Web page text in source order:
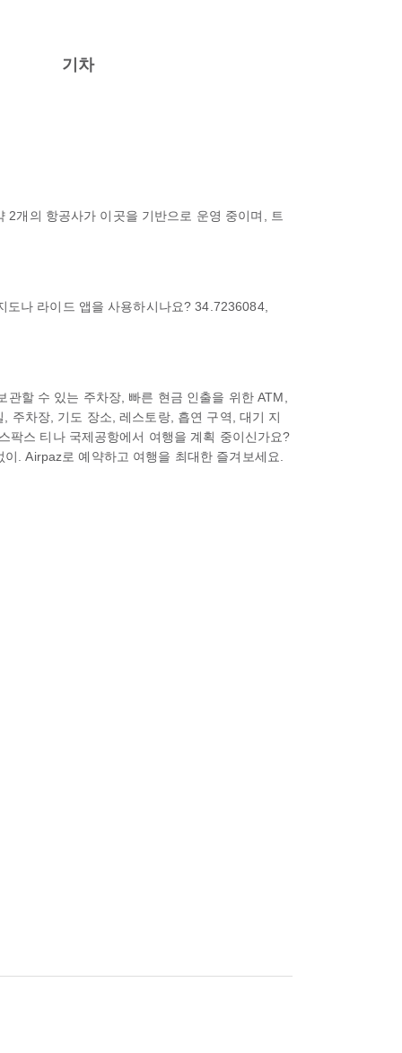
기차
개의 항공사가 이곳을 기반으로 운영 중이며, 트
나 라이드 앱을 사용하시나요? 34.7236084,
할 수 있는 주차장, 빠른 현금 인출을 위한 ATM,
주차장, 기도 장소, 레스토랑, 흡연 구역, 대기 지
팍스 티나 국제공항에서 여행을 계획 중이신가요?
. Airpaz로 예약하고 여행을 최대한 즐겨보세요.